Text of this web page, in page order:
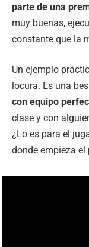
parte de una
muy buenas,
constante que la
Un ejemplo
locura. Es una
con equipo
clase y con
¿Lo es para el
donde empieza